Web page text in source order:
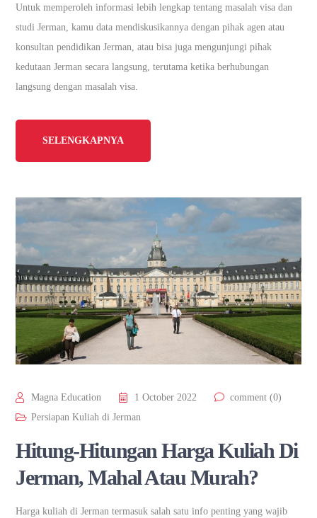
Untuk memperoleh informasi lebih lengkap tentang masalah visa dan
studi Jerman, kamu data mendiskusikannya dengan pihak agen atau
konsultan pendidikan Jerman, atau bisa juga mengunjungi pihak
kedutaan Jerman secara langsung, terutama ketika berhubungan
langsung dengan masalah visa.
SELENGKAPNYA
Magna Education 1 October 2022
comment (0)
Persiapan Kuliah di Jerman
Hitung-Hitungan Harga Kuliah Di
Jerman, Mahal Atau Murah?
Harga kuliah di Jerman termasuk salah satu info penting yang wajib